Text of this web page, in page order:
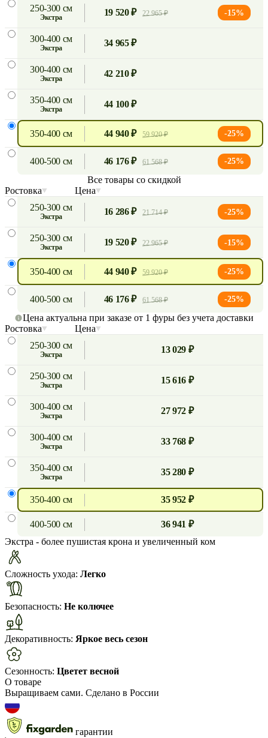
250-300 см
экстра 19 520 ₽ 22 965 ₽ -15%
300-400 см
экстра 34 965 ₽
300-400 см
экстра 42 210 ₽
350-400 см
экстра 44 100 ₽
350-400 см 44 940 ₽ 59 920 ₽ -25%
400-500 см 46 176 ₽ 61 568 ₽ -25%
Все товары со скидкой
Ростовка
Цена
250-300 см
экстра 16 286 ₽ 21 714 ₽ -25%
250-300 см
экстра 19 520 ₽ 22 965 ₽ -15%
350-400 см 44 940 ₽ 59 920 ₽ -25%
400-500 см 46 176 ₽ 61 568 ₽ -25%
Цена актуальна при заказе от 1 фуры без учета доставки
Ростовка
Цена
250-300 см
экстра 13 029 ₽
250-300 см
экстра 15 616 ₽
300-400 см
экстра 27 972 ₽
300-400 см
экстра 33 768 ₽
350-400 см
экстра 35 280 ₽
350-400 см 35 952 ₽
400-500 см
36 941 ₽
Экстра - более пушистая крона и увеличенный ком
Сложность ухода: Легко
Безопасность: Не колючее
Декоративность: Яркое весь сезон
Сезонность: Цветет весной
О товаре
Выращиваем сами. Сделано в России
гарантии